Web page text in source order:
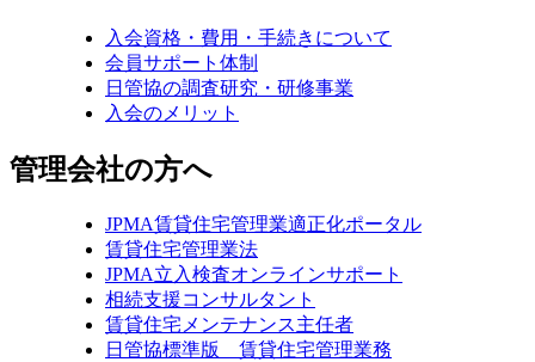
入会資格・費用・手続きについて
会員サポート体制
日管協の調査研究・研修事業
入会のメリット
管理会社の方へ
JPMA賃貸住宅管理業適正化ポータル
賃貸住宅管理業法
JPMA立入検査オンラインサポート
相続支援コンサルタント
賃貸住宅メンテナンス主任者
日管協標準版 賃貸住宅管理業務